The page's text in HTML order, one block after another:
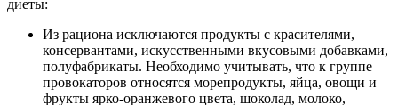
диеты:
Из рациона исключаются продукты с красителями,
консервантами, искусственными вкусовыми добавками,
полуфабрикаты. Необходимо учитывать, что к группе
провокаторов относятся морепродукты, яйца, овощи и
фрукты ярко-оранжевого цвета, шоколад, молоко,